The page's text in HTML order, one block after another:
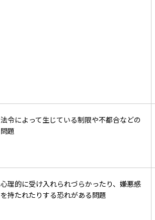
法令によって生じている制限や不都合などの
問題
心理的に受け入れられづらかったり、嫌悪感
を持たれたりする恐れがある問題